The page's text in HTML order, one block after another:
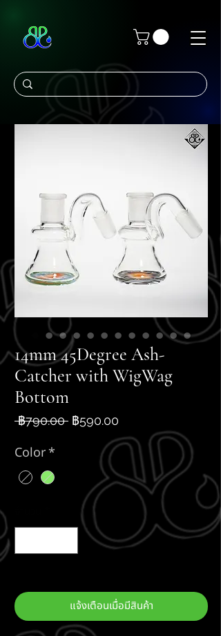
14mm 45Degree Ash-
Catcher with WigWag
Bottom
฿790.00 ราคา
฿590.00
ขาย
ลด
Color*
แจ้งเตือนเมื่อมีสินค้า